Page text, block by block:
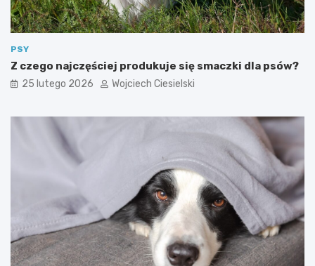
PSY
Z czego najczęściej produkuje się smaczki dla psów?
25 lutego 2026 Wojciech Ciesielski